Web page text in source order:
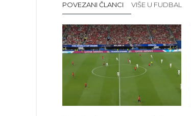
POVEZANI ČLANCI VIŠE U FUDBAL